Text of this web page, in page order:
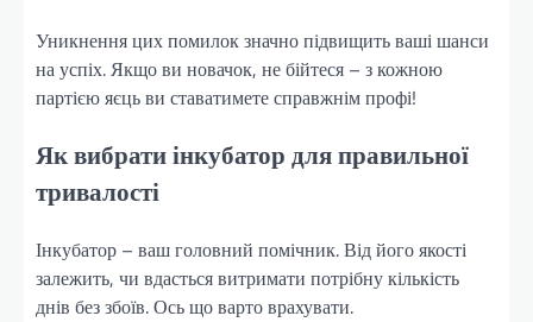
Уникнення цих помилок значно підвищить ваші шанси
на успіх. Якщо ви новачок, не бійтеся – з кожною
партією яєць ви ставатимете справжнім профі!
Як вибрати інкубатор для правильної
тривалості
Інкубатор – ваш головний помічник. Від його якості
залежить, чи вдасться витримати потрібну кількість
днів без збоїв. Ось що варто врахувати.